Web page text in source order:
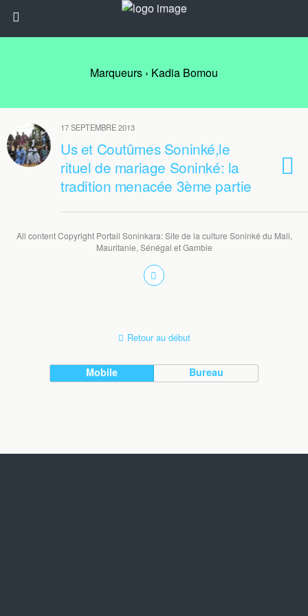
Marqueurs › Kadia Bomou
17 SEPTEMBRE 2013
Us et Coutûmes Soninké,le
rituel de mariage Soninké: la
tradition menacée 3ème partie
All content Copyright Portail Soninkara: Site de la culture Soninké du Mali,
Mauritanie, Sénégal et Gambie
Retour au début
Mobile Bureau